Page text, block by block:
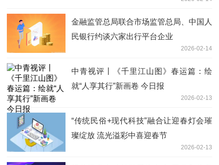
金融监管总局联合市场监管总局、中国人
民银行约谈六家出行平台企业
2026-02-14
中青视评丨《千里江山图》春运篇：绘
就“人享其行”新画卷 今日报
2026-02-13
“传统民俗+现代科技”融合让迎春灯会璀
璨绽放 流光溢彩中喜迎春节
2026-02-13